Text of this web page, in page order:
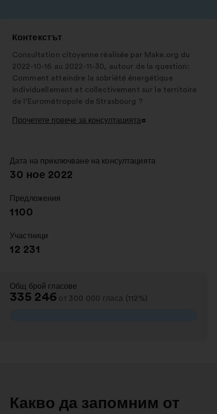
Контекстът
Consultation citoyenne réalisée par Make.org du
2022-10-16 au 2022-11-30, autour de la question:
Comment atteindre la sobriété énergétique
individuellement et collectivement sur le territoire
de l’Eurométropole de Strasbourg ?
Прочетете повече за консултацията
Отваряне
раздел
Дата на приключване на консултацията
:
30 ное 2022
Предложения
1100
Участници
:
12 231
Общ брой гласове
:
335 246 от 300 000 гласа (112%)
Какво да запомним от